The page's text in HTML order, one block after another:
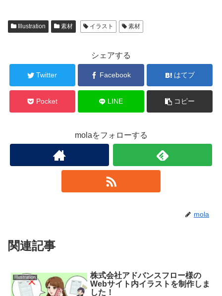
Illustration 素材 イラスト 素材
シェアする
Twitter Facebook はてブ
Pocket LINE コピー
molaをフォローする
mola
関連記事
Illustration
株式会社アドバンスフロー様の
Webサイト内イラストを制作しま
した！